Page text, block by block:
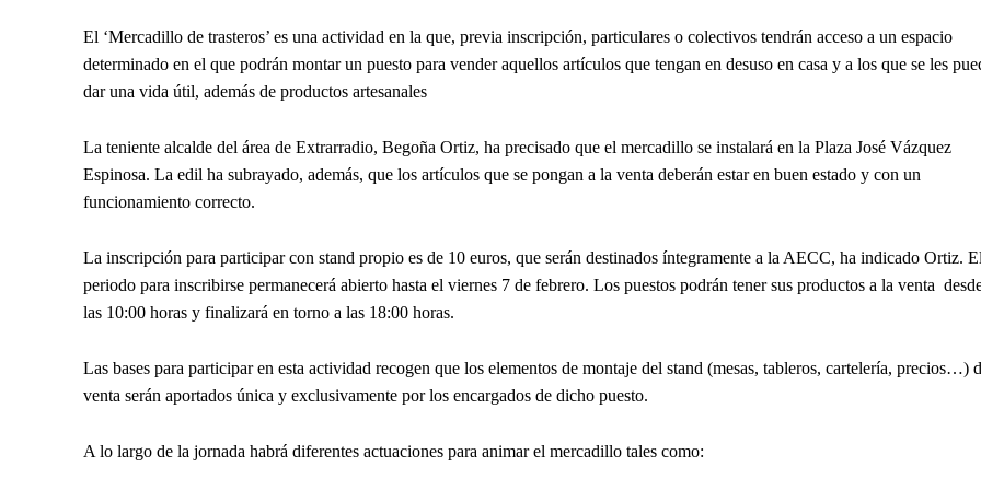
El ‘Mercadillo de trasteros’ es una actividad en la que, previa inscripción, particulares o colectivos tendrán acceso a un espacio
determinado en el que podrán montar un puesto para vender aquellos artículos que tengan en desuso en casa y a los que se les
dar una vida útil, además de productos artesanales
La teniente alcalde del área de Extrarradio, Begoña Ortiz, ha precisado que el mercadillo se instalará en la Plaza José Vázquez
Espinosa. La edil ha subrayado, además, que los artículos que se pongan a la venta deberán estar en buen estado y con un
funcionamiento correcto.
La inscripción para participar con stand propio es de 10 euros, que serán destinados íntegramente a la AECC, ha indicado Ortiz. El
periodo para inscribirse permanecerá abierto hasta el viernes 7 de febrero. Los puestos podrán tener sus productos a la venta
las 10:00 horas y finalizará en torno a las 18:00 horas.
Las bases para participar en esta actividad recogen que los elementos de montaje del stand (mesas, tableros, cartelería, precios…)
venta serán aportados única y exclusivamente por los encargados de dicho puesto.
A lo largo de la jornada habrá diferentes actuaciones para animar el mercadillo tales como: